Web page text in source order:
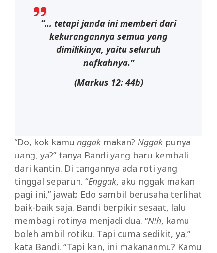
“… tetapi janda ini memberi dari
kekurangannya semua yang
dimilikinya, yaitu seluruh
nafkahnya.”
(Markus 12: 44b)
“Do, kok kamu nggak makan? Nggak punya
uang, ya?” tanya Bandi yang baru kembali
dari kantin. Di tangannya ada roti yang
tinggal separuh. “Enggak, aku nggak makan
pagi ini,” jawab Edo sambil berusaha terlihat
baik-baik saja. Bandi berpikir sesaat, lalu
membagi rotinya menjadi dua. “Nih, kamu
boleh ambil rotiku. Tapi cuma sedikit, ya,”
kata Bandi. “Tapi kan, ini makananmu? Kamu